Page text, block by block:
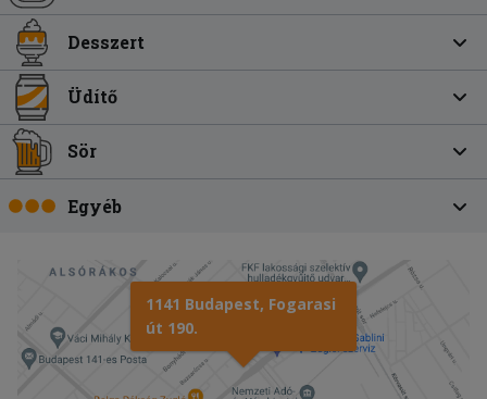
Desszert
Üdítő
Sör
Egyéb
1141 Budapest, Fogarasi
út 190.